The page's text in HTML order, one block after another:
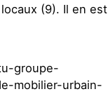
(9). Il en est
groupe-
mobilier-urbain-